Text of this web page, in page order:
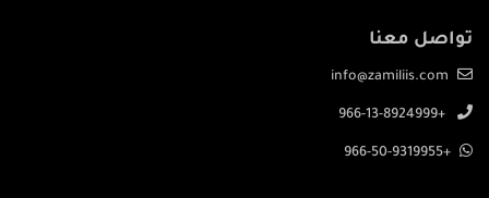
تواصل معنا
info@zamiliis.com
+966-13-8924999
+966-50-9319955